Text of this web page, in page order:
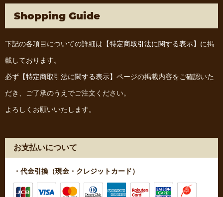
Shopping Guide
下記の各項目についての詳細は 【特定商取引法に関する表示】 に掲
載しております。
必ず 【特定商取引法に関する表示】 ページの掲載内容をご確認いた
だき、ご了承のうえでご注文ください。
よろしくお願いいたします。
お支払いについて
・代金引換（現金・クレジットカード）